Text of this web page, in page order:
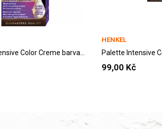
HENKEL
99,00 Kč